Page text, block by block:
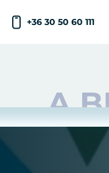
+36 30 50 60 111